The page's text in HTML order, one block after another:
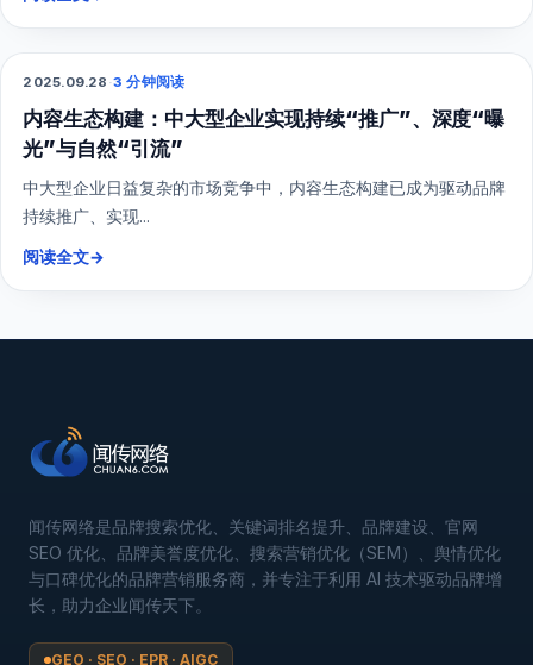
抖音：中大型企业抢占短视频风口，实现流量“曝光”
综合营销
2025.09.28
内容生态构建：中大型企业实现持续“推广”、深度“曝
中大型企业日益复杂的市场竞争中，内容生态构建已成为驱动品牌
持续推广、实现...
阅读全文→